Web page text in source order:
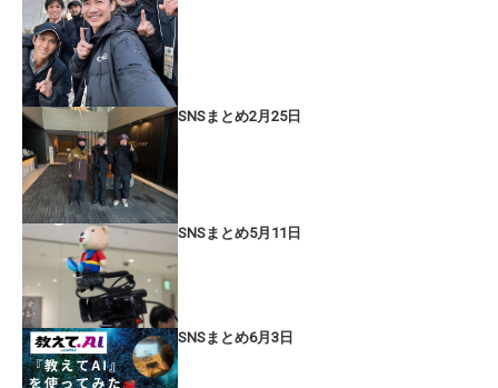
SNSまとめ2月25日
SNSまとめ5月11日
SNSまとめ6月3日